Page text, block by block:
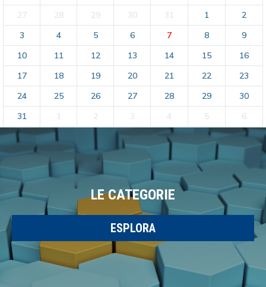
27 28 29 30 31 1
2
3
4 5 6 7 8
9
10
11 12 13 14 15
16
17
18 19 20 21 22
23
24
25 26 27 28 29
30
31
1 2 3 4 5 6
LE CATEGORIE
ESPLORA